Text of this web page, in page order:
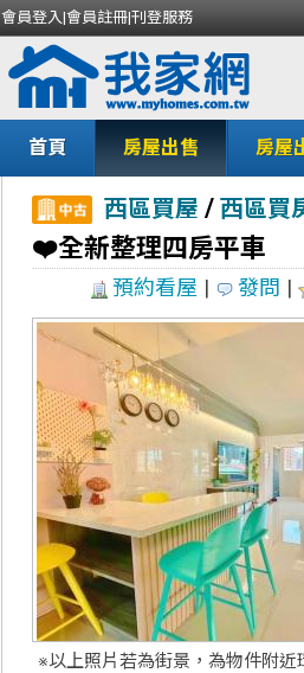
會員登入|會員註冊|刊登服務
首頁 房屋出售 房屋
西區買屋 / 西區買
❤️全新整理四房平車
預約看屋 | 發問 |
※以上照片若為街景，為物件附近